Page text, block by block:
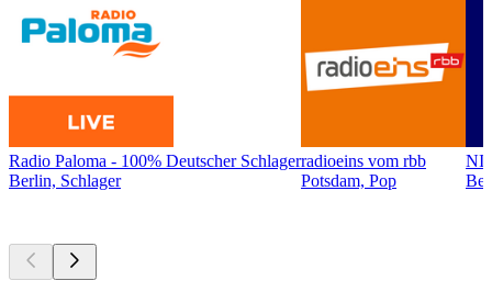
Radio Paloma - 100% Deutscher Schlager
Berlin, Schlager
radioeins vom rbb
Potsdam, Pop